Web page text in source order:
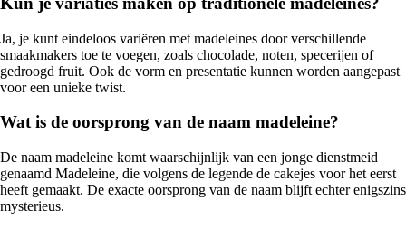
Ja, je kunt eindeloos variëren met madeleines door verschillende
smaakmakers toe te voegen, zoals chocolade, noten, specerijen of
gedroogd fruit. Ook de vorm en presentatie kunnen worden aangepast
voor een unieke twist.
Wat is de oorsprong van de naam madeleine?
De naam madeleine komt waarschijnlijk van een jonge dienstmeid
genaamd Madeleine, die volgens de legende de cakejes voor het eerst
heeft gemaakt. De exacte oorsprong van de naam blijft echter enigszins
mysterieus.